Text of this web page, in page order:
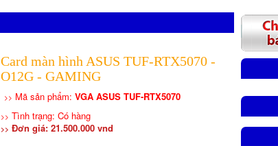
Card màn hình ASUS TUF-RTX5070 -
O12G - GAMING
>> Mã sản phẩm: VGA ASUS TUF-RTX5070
>> Tình trạng: Có hàng
>> Đơn giá: 21.500.000 vnd